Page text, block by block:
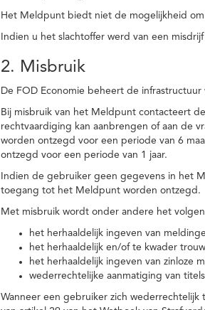
Het Meldpunt biedt niet de mogelijkheid
Indien u het slachtoffer werd van een
2. Misbruik
De FOD Economie beheert de
Bij misbruik van het Meldpunt contacteert
rechtvaardiging kan aanbrengen of aan de
worden ontzegd voor een periode van 6
ontzegd voor een periode van 1 jaar.
Indien de gebruiker geen gegevens in het
toegang tot het Meldpunt worden ontzegd.
Met misbruik wordt onder andere het
het herhaaldelijk ingeven van
het herhaaldelijk en/of te kwader
het herhaaldelijk ingeven van zinloze
wederrechtelijke aanmatiging van
Wanneer een gebruiker zich